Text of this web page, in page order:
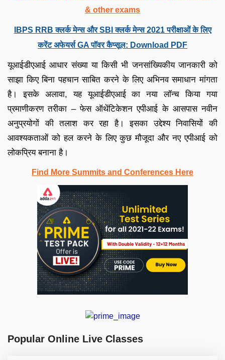
& other exams
IBPS RRB क्लर्क मेन्स और SBI क्लर्क मेन्स 2021 परीक्षाओं के लिए
करेंट अफेयर्स GA पॉवर कैप्सूल: Download PDF
यूआईडीएआई आधार संख्या या किसी भी जनसांख्यिकीय जानकारी को
साझा किए बिना पहचान साबित करने के लिए अभिनव समाधान मांगता
है। इसके अलावा, यह यूआईडीएआई का नया लॉन्च किया गया
प्रमाणीकरण तरीका – फेस ऑथेंटिकेशन एपीआई के आसपास नवीन
अनुप्रयोगों की तलाश कर रहा है। इसका उद्देश्य निवासियों की
आवश्यकताओं को हल करने के लिए कुछ मौजूदा और नए एपीआई को
लोकप्रिय बनाना है।
Find More Summits and Conferences Here
Popular Online Live Classes